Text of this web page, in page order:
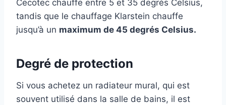
Cecotec chauffe entre 5 et 35 degrés Celsius,
tandis que le chauffage Klarstein chauffe
jusqu’à un maximum de 45 degrés Celsius.
Degré de protection
Si vous achetez un radiateur mural, qui est
souvent utilisé dans la salle de bains, il est